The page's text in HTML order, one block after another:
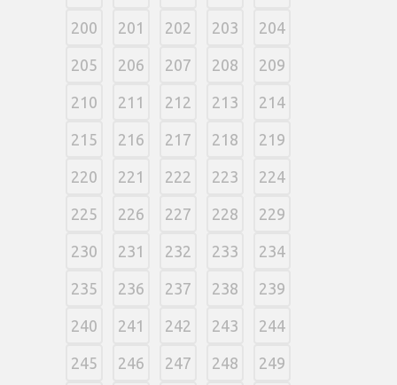
200 201 202 203 204
205 206 207 208 209
210 211 212 213 214
215 216 217 218 219
220 221 222 223 224
225 226 227 228 229
230 231 232 233 234
235 236 237 238 239
240 241 242 243 244
245 246 247 248 249